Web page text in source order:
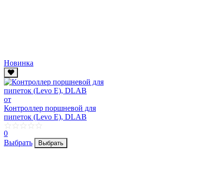
Новинка
от
Контроллер поршневой для
пипеток (Levo E), DLAB
0
Выбрать
Выбрать